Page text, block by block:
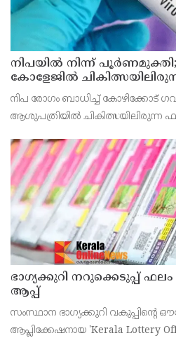
നിപയിൽ നിന്ന്
കോളേജിൽ ചികിത്സയിലിരുന്ന
മടങ്ങി
നിപ രോഗം ബാധിച്ച് കോഴിക്കോട്
ആശുപത്രിയിൽ ചികിത്സയിലിരുന്ന
ഭാഗ്യക്കുറി നറുക്കെടുപ്പ്
ആപ്പ്
സംസ്ഥാന ഭാഗ്യക്കുറി
ആപ്ലിക്കേഷനായ 'Kerala